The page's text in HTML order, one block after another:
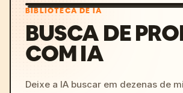
BIBLIOTECA DE IA
BUSCA DE
COM IA
Deixe a IA buscar em dezenas de